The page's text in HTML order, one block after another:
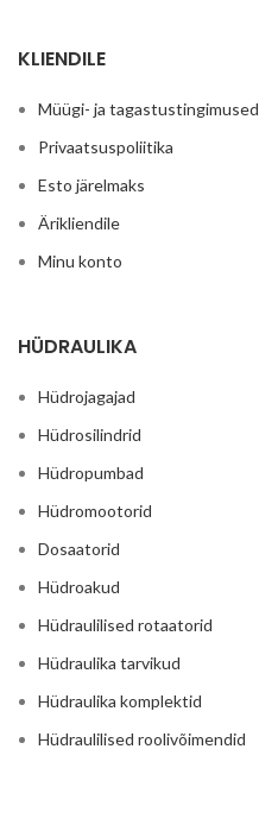
KLIENDILE
Müügi- ja tagastustingimused
Privaatsuspoliitika
Esto järelmaks
Ärikliendile
Minu konto
HÜDRAULIKA
Hüdrojagajad
Hüdrosilindrid
Hüdropumbad
Hüdromootorid
Dosaatorid
Hüdroakud
Hüdraulilised rotaatorid
Hüdraulika tarvikud
Hüdraulika komplektid
Hüdraulilised roolivõimendid